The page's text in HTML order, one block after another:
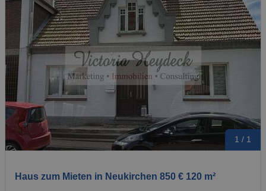
1 / 1
Haus zum Mieten in Neukirchen 850 € 120 m²